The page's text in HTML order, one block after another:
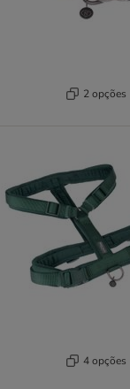
2 opções
4 opções